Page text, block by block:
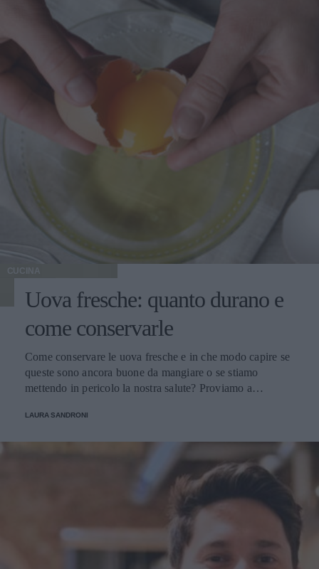
Preparazione dei biscotti vegani al cocco In una ciotola
unite la farina 00, 40 g di farina di cocco, lo zucchero, il
lievito e mescolate bene. Sbattete con una forchetta il latte,
l'olio di semi di girasole e il succo di limone e unitelo agli
altri ingredienti. Lavorate fino ad ottenere un impasto il più
possibile omogeneo. Con le mani umide formate delle
palline grosse come una noce e possibilmente delle stesse
dimensioni, passatele nella restante farina di cocco,
disponetele su una placca da forno ben distanziate tra loro
e premetele leggermente con le mani. Infornate a forno già
CUCINA
Uova fresche: quanto durano e
come conservarle
Come conservare le uova fresche e in che modo capire se
queste sono ancora buone da mangiare o se stiamo
mettendo in pericolo la nostra salute? Proviamo a
LAURA SANDRONI